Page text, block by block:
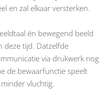
en zal elkaar versterken.
én bewegend beeld
deze tijd. Datzelfde
via drukwerk nog
de bewaarfunctie speelt
vluchtig.